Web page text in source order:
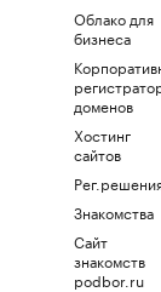
Облако для
бизнеса
доменов
Хостинг
сайтов
Знакомства
Сайт
знакомств
podbor.ru